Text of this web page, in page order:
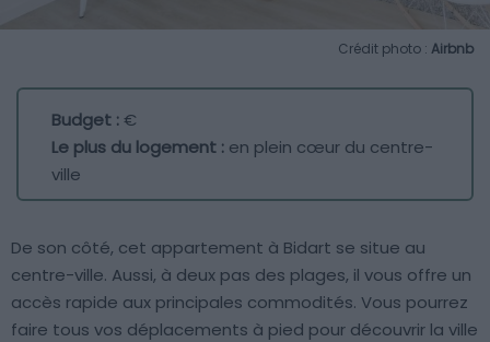
Crédit photo : Airbnb
Budget :€
Le plus du logement : en plein cœur du centre-
ville
De son côté, cet appartement à Bidart se situe au
centre-ville. Aussi, à deux pas des plages, il vous offre un
accès rapide aux principales commodités. Vous pourrez
faire tous vos déplacements à pied pour découvrir la ville